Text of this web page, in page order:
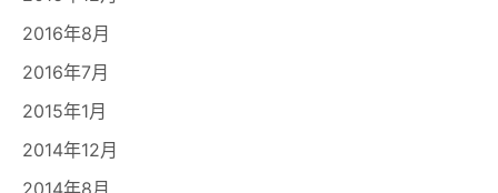
2016年8月
2016年7月
2015年1月
2014年12月